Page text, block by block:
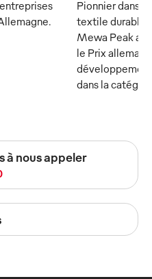
Pionnier dans
textile durable
Mewa Peak a
le Prix
dans la
à nous appeler